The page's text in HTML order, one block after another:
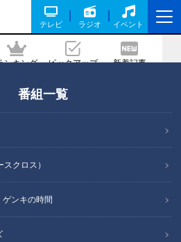
テレビ ラジオ イベント
ンキング ピックアップ 新着記事
番組一覧
クロス）
ンキの時間
新生活応援WEEK】